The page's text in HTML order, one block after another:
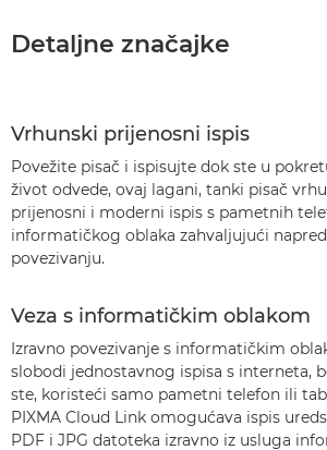
Detaljne značajke
Vrhunski prijenosni ispis
Povežite pisač i ispisujte dok ste u
život odvede, ovaj lagani, tanki pisač
prijenosni i moderni ispis s pametnih
informatičkog oblaka zahvaljujući
povezivanju.
Veza s informatičkim oblakom
Izravno povezivanje s informatičkim
slobodi jednostavnog ispisa s interneta,
ste, koristeći samo pametni telefon ili
PIXMA Cloud Link omogućava ispis
PDF i JPG datoteka izravno iz usluga